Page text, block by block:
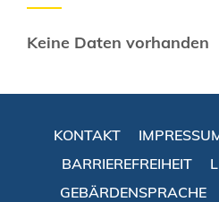
Keine Daten vorhanden
KONTAKT
BARRIEREFREIHEIT
GEBÄRDENSPRACHE